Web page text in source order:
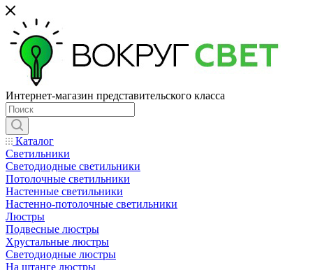
Интернет-магазин представительского класса
Каталог
Светильники
Светодиодные светильники
Потолочные светильники
Настенные светильники
Настенно-потолочные светильники
Люстры
Подвесные люстры
Хрустальные люстры
Светодиодные люстры
На штанге люстры